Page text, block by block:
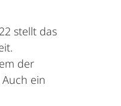
stellt das
der
ein